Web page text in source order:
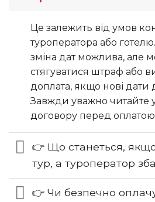
Це залежить від умов
туроператора або
зміна дат можлива, але
стягуватися штраф або
доплата, якщо нові дати
Завжди уважно читайте
договору перед
👉 Що станеться,
тур, а туроператор
👉 Чи безпечно